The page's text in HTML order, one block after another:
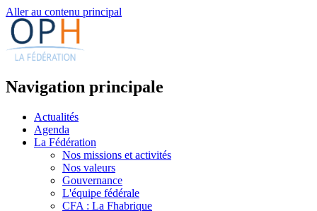
Aller au contenu principal
Navigation principale
Actualités
Agenda
La Fédération
Nos missions et activités
Nos valeurs
Gouvernance
L'équipe fédérale
CFA : La Fhabrique